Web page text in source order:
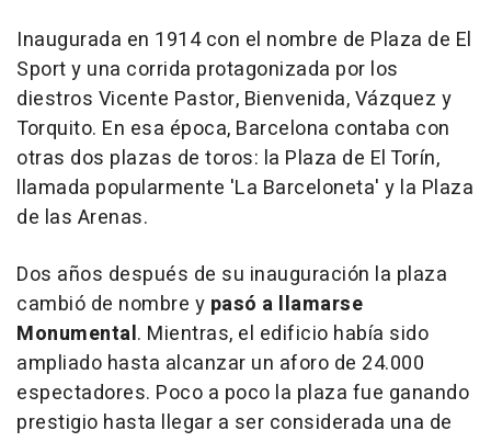
Inaugurada en 1914 con el nombre de Plaza de El
Sport y una corrida protagonizada por los
diestros Vicente Pastor, Bienvenida, Vázquez y
Torquito. En esa época, Barcelona contaba con
otras dos plazas de toros: la Plaza de El Torín,
llamada popularmente 'La Barceloneta' y la Plaza
de las Arenas.
Dos años después de su inauguración la plaza
cambió de nombre y pasó a llamarse
Monumental. Mientras, el edificio había sido
ampliado hasta alcanzar un aforo de 24.000
espectadores. Poco a poco la plaza fue ganando
prestigio hasta llegar a ser considerada una de